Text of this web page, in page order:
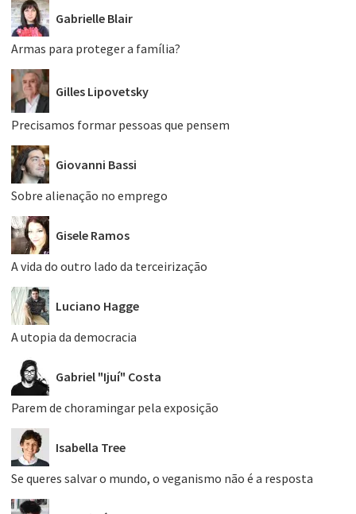
Gabrielle Blair
Armas para proteger a família?
Gilles Lipovetsky
Precisamos formar pessoas que pensem
Giovanni Bassi
Sobre alienação no emprego
Gisele Ramos
A vida do outro lado da terceirização
Luciano Hagge
A utopia da democracia
Gabriel "Ijuí" Costa
Parem de choramingar pela exposição
Isabella Tree
Se queres salvar o mundo, o veganismo não é a resposta